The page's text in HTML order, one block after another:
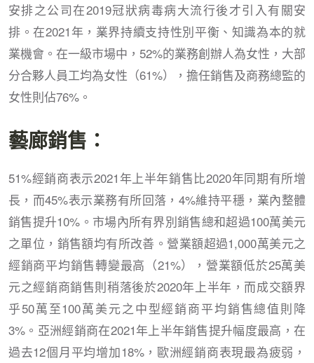
安排之公司在2019冠狀病毒病大流行後才引入有關安
排。在2021年，業界持續支持性別平衡、知識為本的就
業機會。在一級市場中，52%的業務創辦人為女性，大部
分合夥人員工均為女性（61%），擔任銷售及商務總監的
女性則佔76%。
藝廊銷售：
51%經銷商表示2021年上半年銷售比2020年同期有所增
長，而45%表示業務有所回落，4%維持平穩，業內整體
銷售提升10%。市場內所有界別銷售總和超過100萬美元
之單位，銷售額均有所改善。營業額超過1,000萬美元之
經銷商平均銷售轉變最高（21%），營業額低於25萬美
元之經銷商銷售則稍落後於2020年上半年，而成交額界
乎50萬至100萬美元之中型經銷商平均銷售總值則降
3%。亞洲經銷商在2021年上半年銷售提升幅度最高，在
過去12個月平均增加18%，歐洲經銷商表現最為疲弱，